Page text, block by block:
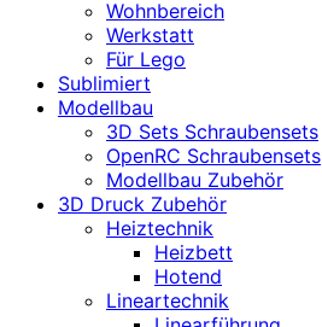
Wohnbereich
Werkstatt
Für Lego
Sublimiert
Modellbau
3D Sets Schraubensets
OpenRC Schraubensets
Modellbau Zubehör
3D Druck Zubehör
Heiztechnik
Heizbett
Hotend
Lineartechnik